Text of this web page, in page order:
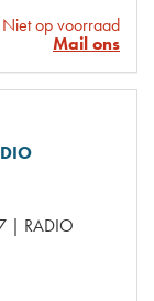
Niet op voorraad
Mail ons
| RADIO